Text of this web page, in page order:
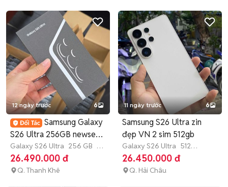
12 ngày trước 6
Samsung Galaxy
S26 Ultra 256GB newseal
100%
Galaxy S26 Ultra 256 GB 7-
12 tháng
26.490.000 đ
Q. Thanh Khê
11 ngày trước 6
Samsung S26 Ultra zin
đẹp VN 2 sim 512gb
Galaxy S26 Ultra 512
GB Còn bảo hành
26.450.000 đ
Q. Hải Châu